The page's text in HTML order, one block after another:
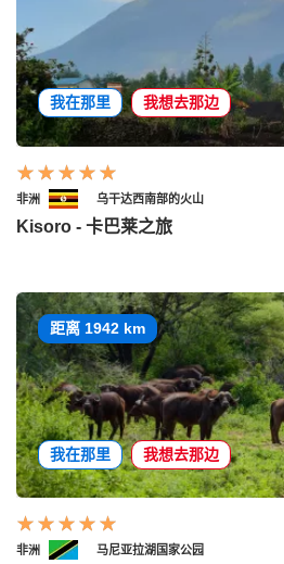
我在那里 我想去那边
非洲 乌干达西南部的火山
Kisoro - 卡巴莱之旅
距离 1942 km
我在那里 我想去那边
非洲 马尼亚拉湖国家公园